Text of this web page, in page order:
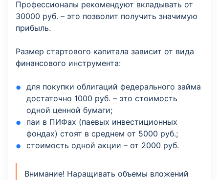
Профессионалы рекомендуют вкладывать от
30000 руб. – это позволит получить значимую
прибыль.
Размер стартового капитала зависит от вида
финансового инструмента:
для покупки облигаций федерального займа
достаточно 1000 руб. – это стоимость
одной ценной бумаги;
паи в ПИФах (паевых инвестиционных
фондах) стоят в среднем от 5000 руб.;
стоимость одной акции – от 2000 руб.
Внимание! Наращивать объемы вложений